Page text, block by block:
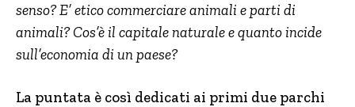
senso? E’ etico commerciare animali e parti di
animali? Cos’è il capitale naturale e quanto incide
sull’economia di un paese?
La puntata è così dedicati ai primi due parchi